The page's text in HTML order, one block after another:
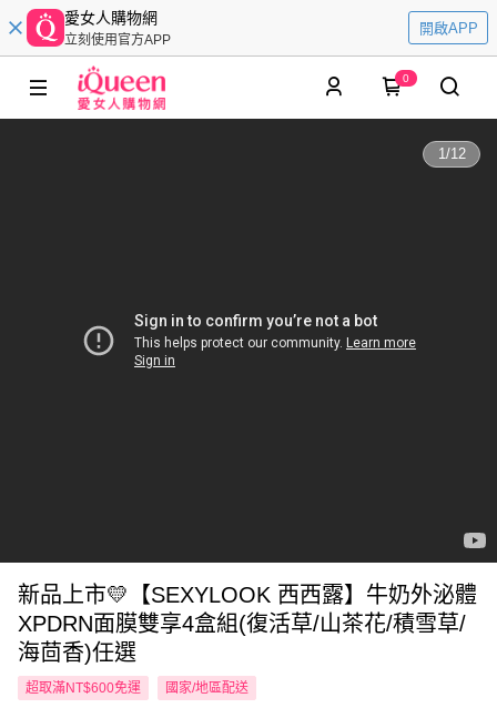
愛女人購物網
立刻使用官方APP
開啟APP
0
1/12
新品上市💛【SEXYLOOK 西西露】牛奶外泌體
XPDRN面膜雙享4盒組(復活草/山茶花/積雪草/
海茴香)任選
超取滿NT$600免運 國家/地區配送